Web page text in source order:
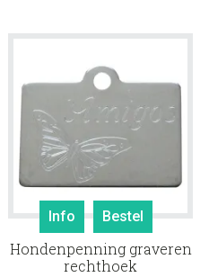
Info Bestel
Hondenpenning graveren
rechthoek